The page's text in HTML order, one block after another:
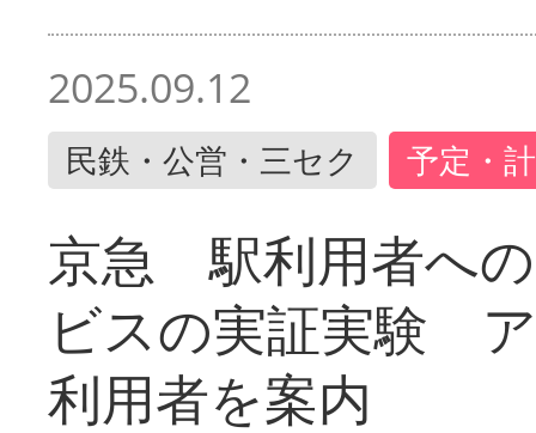
2025.09.12
民鉄・公営・三セク 予定・
京急 駅利用者へ
ビスの実証実験
利用者を案内